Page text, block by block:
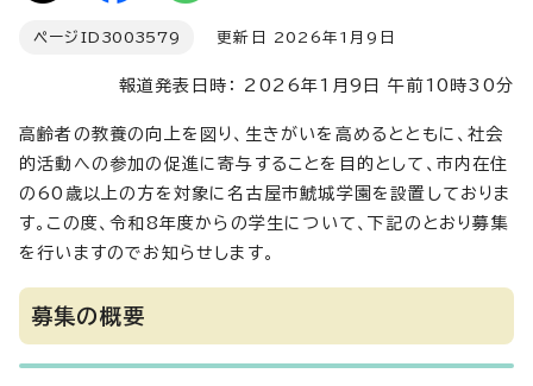
ページID 3003579 更新日 2026年1月9日
報道発表日時： 2026年1月9日 午前10時30分
高齢者の教養の向上を図り、生きがいを高めるとともに、社会
的活動への参加の促進に寄与することを目的として、市内在住
の60歳以上の方を対象に名古屋市鯱城学園を設置しておりま
す。この度、令和8年度からの学生について、下記のとおり募集
を行いますのでお知らせします。
募集の概要